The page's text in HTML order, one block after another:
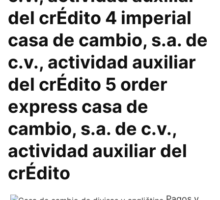
del crÉdito 4 imperial
casa de cambio, s.a. de
c.v., actividad auxiliar
del crÉdito 5 order
express casa de
cambio, s.a. de c.v.,
actividad auxiliar del
crÉdito